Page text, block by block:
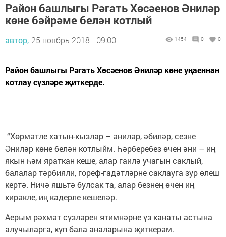
Район башлыгы Рәгать Хөсәенов Әниләр
көне бәйрәме белән котлый
автор, 25 ноябрь 2018 - 09:00 1454 0 0
Район башлыгы Рәгать Хөсәенов Әниләр көне уңаеннан
котлау сүзләре җиткерде.
“Хөрмәтле хатын-кызлар – әниләр, әбиләр, сезне
Әниләр көне белән котлыйм. Һәрберебез өчен әни – иң
якын һәм яраткан кеше, алар гаилә учагын саклый,
балалар тәрбияли, гореф-гадәтләрне саклауга зур өлеш
кертә. Ничә яшьтә булсак та, алар безнең өчен иң
кирәкле, иң кадерле кешеләр.
Аерым рәхмәт сүзләрен ятимнәрне үз канаты астына
алучыларга, күп бала аналарына җиткерәм.